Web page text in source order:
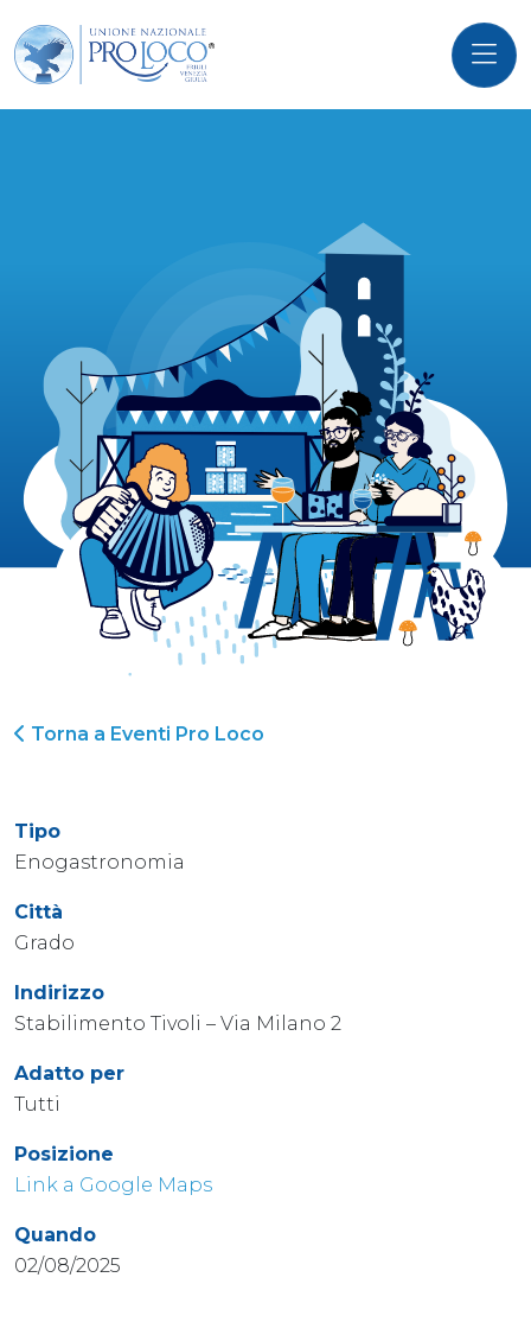
Torna a Eventi Pro Loco
Tipo
Enogastronomia
Città
Grado
Indirizzo
Stabilimento Tivoli – Via Milano 2
Adatto per
Tutti
Posizione
Link a Google Maps
Quando
02/08/2025